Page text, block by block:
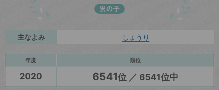
男の子
主なよみ しょうり
年度 順位
2020 6541位 ／ 6541位中